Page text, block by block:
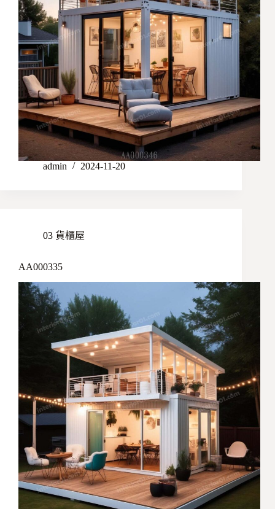
admin 2024-11-20
03 貨櫃屋
AA000335